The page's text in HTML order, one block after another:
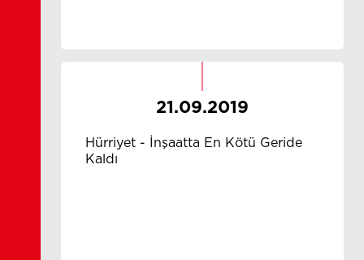
21.09.2019
Hürriyet - İnşaatta En Kötü Geride
Kaldı